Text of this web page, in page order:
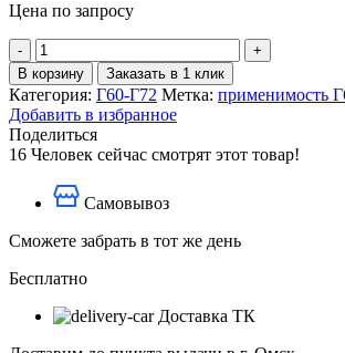
Цена по запросу
Количество
товара
Втулка
направляющая
клапана
Г60-
140004
В корзину Заказать в 1 клик
Категория: Г60-Г72 Метка: применимость
Добавить в избранное
Поделиться
16 Человек сейчас смотрят этот товар!
Самовывоз
Сможете забрать в тот же день
Бесплатно
Доставка ТК